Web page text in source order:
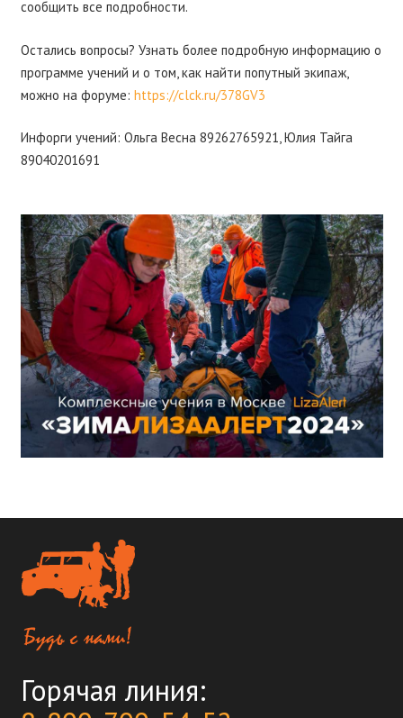
сообщить все подробности.
Остались вопросы? Узнать более подробную информацию о
программе учений и о том, как найти попутный экипаж,
можно на форуме: https://clck.ru/378GV3
Инфорги учений: Ольга Весна 89262765921, Юлия Тайга
89040201691
Горячая линия: